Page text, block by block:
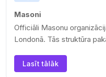
Masoni
Officiāli Masonu
Londonā. Tās struktūra
Lasīt tālāk